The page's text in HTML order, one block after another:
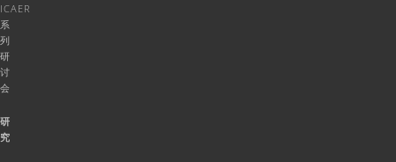
ICAER
系
列
研
讨
会
研
究